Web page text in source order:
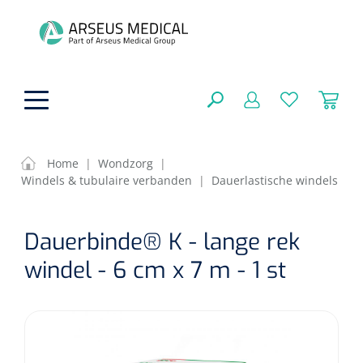
Algemene comfortzorg
Aromatherapie
Behandeling
Beademing
FILTEREN
Home | Wondzorg |
Windels & tubulaire verbanden
| Dauerlastische windels
Dauerbinde® K - lange rek
windel - 6 cm x 7 m - 1 st